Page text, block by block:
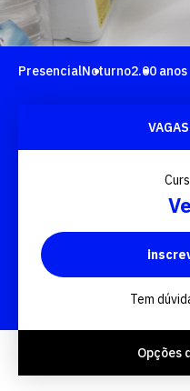
PresencialNoturno2.00 anos
Tem
Opções